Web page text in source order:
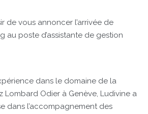
de vous annoncer l’arrivée de
au poste d’assistante de gestion
dans le domaine de la
Lombard Odier à Genève, Ludivine a
dans l’accompagnement des